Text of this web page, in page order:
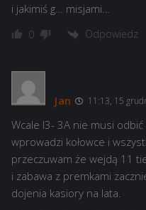
i jakimiś g… misjami…
0 Odpowiedz
Jan 11:13, 15
Wcale I3- 3A nie musi odbić
wprowadzi kołowce i
przeczuwam że wejdą 11
i zabawa z premkami
dojenia kasiory na lata.